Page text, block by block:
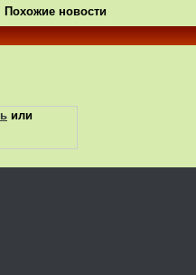
Похожие новости
или